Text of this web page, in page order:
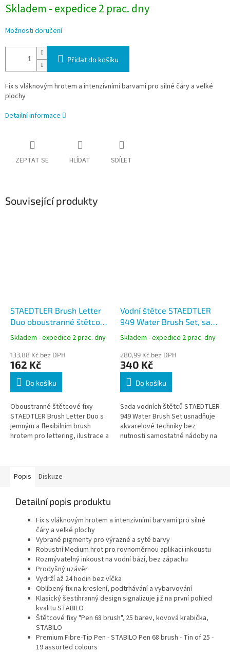
Skladem - expedice 2 prac. dny
Možnosti doručení
Přidat do košíku
Fix s vláknovým hrotem a intenzivními barvami pro silné čáry a velké
plochy
Detailní informace
ZEPTAT SE HLÍDAT SDÍLET
Související produkty
STAEDTLER Brush Letter
Duo oboustranné štětcové
fixy, sada 12 barev
Skladem - expedice 2 prac. dny
133,88 Kč bez DPH
162 Kč
Do košíku
Oboustranné štětcové fixy
STAEDTLER Brush Letter Duo s
jemným a flexibilním brush
hrotem pro lettering, ilustrace a
Vodní štětce STAEDTLER
949 Water Brush Set, sada
4 ks
Skladem - expedice 2 prac. dny
280,99 Kč bez DPH
340 Kč
Do košíku
Sada vodních štětců STAEDTLER
949 Water Brush Set usnadňuje
akvarelové techniky bez
nutnosti samostatné nádoby na
Popis
Diskuze
Detailní popis produktu
Fix s vláknovým hrotem a intenzivními barvami pro silné
čáry a velké plochy
Vybrané pigmenty pro výrazné a syté barvy
Robustní Medium hrot pro rovnoměrnou aplikaci inkoustu
Rozmývatelný inkoust na vodní bázi, bez zápachu
Prodyšný uzávěr
Vydrží až 24 hodin bez víčka
Oblíbený fix na kreslení, podtrhávání a vybarvování
Klasický šestihranný design signalizuje již na první pohled
kvalitu STABILO
Štětcové fixy "Pen 68 brush", 25 barev, kovová krabička,
STABILO
Premium Fibre-Tip Pen - STABILO Pen 68 brush - Tin of 25 -
19 assorted colours